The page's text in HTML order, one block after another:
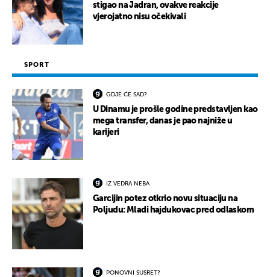
stigao na Jadran, ovakve reakcije
vjerojatno nisu očekivali
SPORT
GDJE ĆE SAD?
U Dinamu je prošle godine predstavljen kao
mega transfer, danas je pao najniže u
karijeri
IZ VEDRA NEBA
Garcijin potez otkrio novu situaciju na
Poljudu: Mladi hajdukovac pred odlaskom
PONOVNI SUSRET?